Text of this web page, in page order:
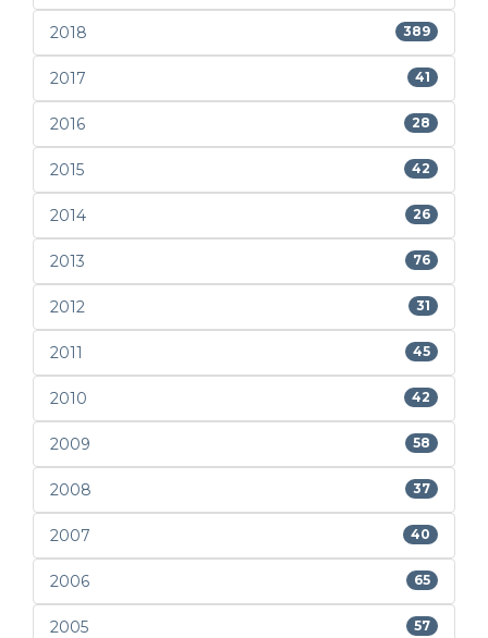
2018 389
2017 41
2016 28
2015 42
2014 26
2013 76
2012 31
2011 45
2010 42
2009 58
2008 37
2007 40
2006 65
2005 57